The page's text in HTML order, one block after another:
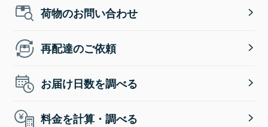
荷物のお問い合わせ
再配達のご依頼
お届け日数を調べる
料金を計算・調べる